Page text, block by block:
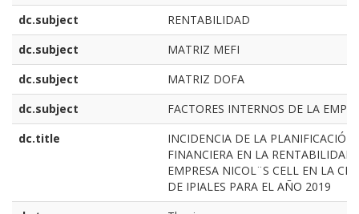
dc.subject
RENTABILIDAD
dc.subject
MATRIZ MEFI
dc.subject
MATRIZ DOFA
dc.subject
FACTORES INTERNOS DE LA
dc.title
INCIDENCIA DE LA PLANIFICACIÓN
FINANCIERA EN LA RENTABILIDAD
EMPRESA NICOL¨S CELL EN LA
DE IPIALES PARA EL AÑO 2019